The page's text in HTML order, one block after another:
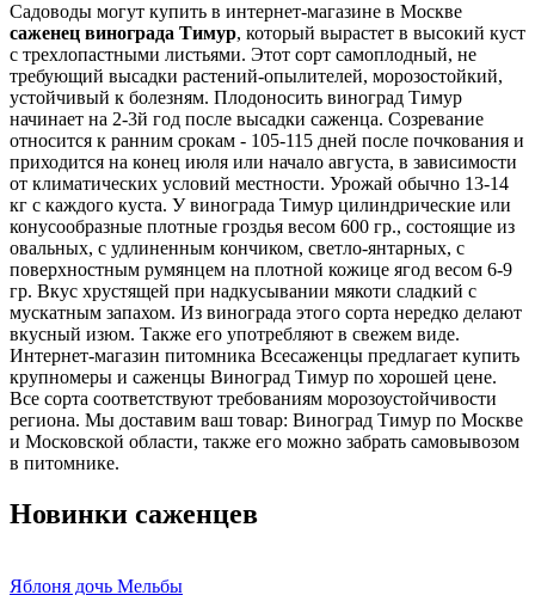
Садоводы могут купить в интернет-магазине в Москве
саженец винограда Тимур, который вырастет в высокий куст
с трехлопастными листьями. Этот сорт самоплодный, не
требующий высадки растений-опылителей, морозостойкий,
устойчивый к болезням. Плодоносить виноград Тимур
начинает на 2-3й год после высадки саженца. Созревание
относится к ранним срокам - 105-115 дней после почкования и
приходится на конец июля или начало августа, в зависимости
от климатических условий местности. Урожай обычно 13-14
кг с каждого куста. У винограда Тимур цилиндрические или
конусообразные плотные гроздья весом 600 гр., состоящие из
овальных, с удлиненным кончиком, светло-янтарных, с
поверхностным румянцем на плотной кожице ягод весом 6-9
гр. Вкус хрустящей при надкусывании мякоти сладкий с
мускатным запахом. Из винограда этого сорта нередко делают
вкусный изюм. Также его употребляют в свежем виде.
Интернет-магазин питомника Всесаженцы предлагает купить
крупномеры и саженцы Виноград Тимур по хорошей цене.
Все сорта соответствуют требованиям морозоустойчивости
региона. Мы доставим ваш товар: Виноград Тимур по Москве
и Московской области, также его можно забрать самовывозом
в питомнике.
Новинки саженцев
Яблоня дочь Мельбы